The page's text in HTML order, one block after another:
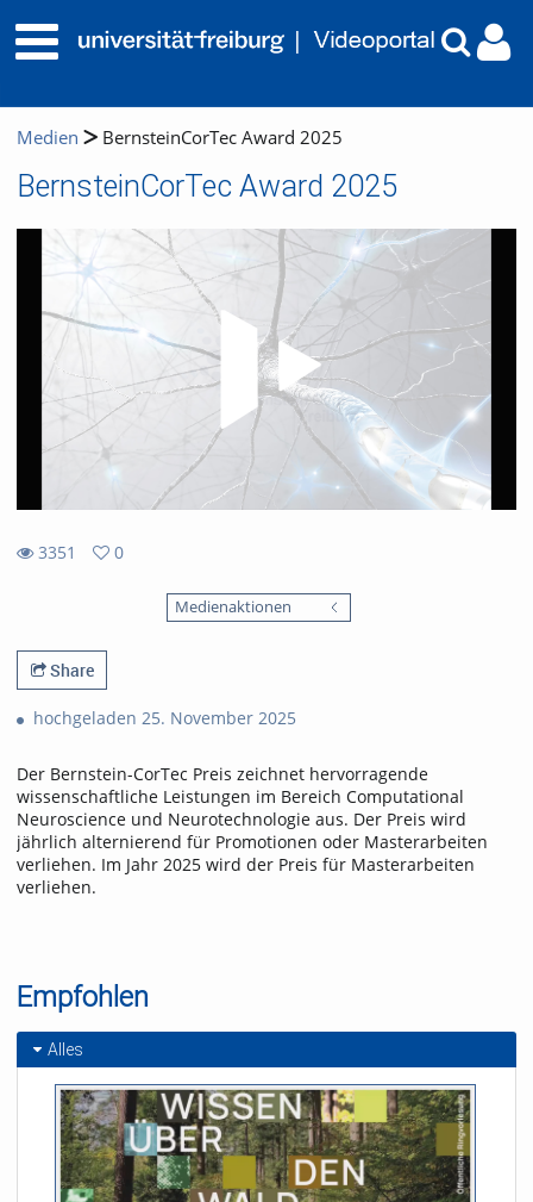
Medien BernsteinCorTec Award 2025
BernsteinCorTec Award 2025
3351
0
Medienaktionen
Share
hochgeladen 25. November 2025
Der Bernstein-CorTec Preis zeichnet hervorragende
wissenschaftliche Leistungen im Bereich Computational
Neuroscience und Neurotechnologie aus. Der Preis wird
jährlich alternierend für Promotionen oder Masterarbeiten
verliehen. Im Jahr 2025 wird der Preis für Masterarbeiten
verliehen.
Empfohlen
Alles